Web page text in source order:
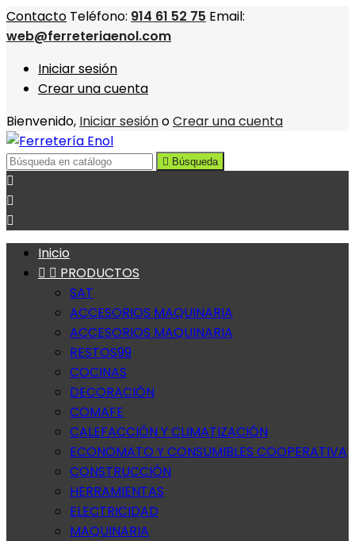
Contacto Teléfono: 914 61 52 75 Email:
web@ferreteriaenol.com
Iniciar sesión
Crear una cuenta
Bienvenido, Iniciar sesiónoCrear una cuenta
 Búsqueda



Inicio
  PRODUCTOS
SAT
ACCESORIOS MAQUINARIA
ACCESORIOS MAQUINARIA
RESTOS99
COCINAS
DECORACIÓN
COMAFE
CALEFACCIÓN Y CLIMATIZACIÓN
ECONOMATO Y CONSUMIBLES COOPERATIVA
CONSTRUCCIÓN
HERRAMIENTAS
ELECTRICIDAD
MAQUINARIA